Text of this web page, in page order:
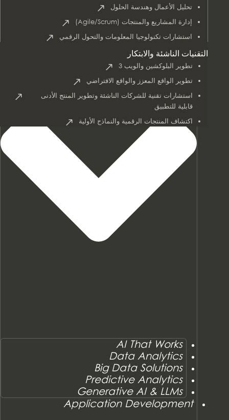
تحليل الأعمال وهندسة الحلول
إدارة المشاريع والمنتجات (Agile/Scrum)
استشارات تكنولوجيا المعلومات والتحول الرقمي
التقنيات الناشئة والابتكار
تطوير البلوكشين والويب 3
تطوير الواقع المعزز والواقع الافتراضي
استشارات تقنية للشركات الناشئة وتطوير المنتج الأدنى
قابلية للتطبيق
اكتشاف المنتجات الرقمية والنماذج الأولية
AI & Data Services
AI That Works
Data Analytics
Big Data Solutions
Predictive Analytics
Generative AI & LLMs
Application Development